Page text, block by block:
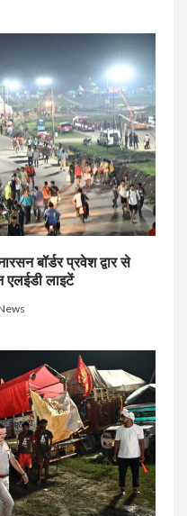
बॉर्डर प्रवेश द्वार से
एलईडी लाइटें